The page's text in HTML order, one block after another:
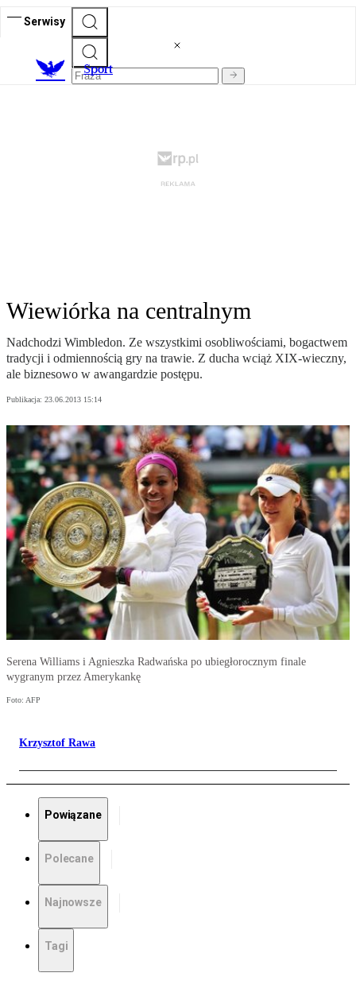
Serwisy
Sport
Wiewiórka na centralnym
Nadchodzi Wimbledon. Ze wszystkimi osobliwościami, bogactwem
tradycji i odmiennością gry na trawie. Z ducha wciąż XIX-wieczny,
ale biznesowo w awangardzie postępu.
Publikacja: 23.06.2013 15:14
Serena Williams i Agnieszka Radwańska po ubiegłorocznym finale
wygranym przez Amerykankę
Foto: AFP
Krzysztof Rawa
Powiązane
Polecane
Najnowsze
Tagi